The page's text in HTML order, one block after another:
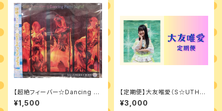
【超絶フィーバー☆Dancing Pa
rty Night！ type SC】
¥1,500
【定期便】大友唯愛（S☆UTHER
N CROSS） ブロマイド＆チェ
キ
¥3,000